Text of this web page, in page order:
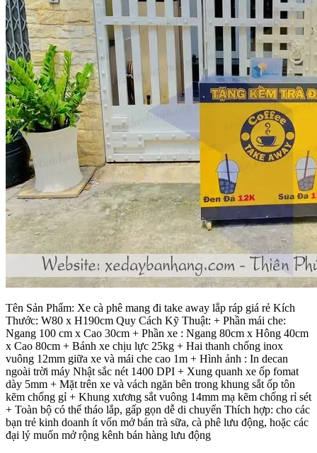
Tên Sản Phẩm: Xe cà phê mang đi take away lắp ráp giá rẻ Kích
Thước: W80 x H190cm Quy Cách Kỹ Thuật: + Phần mái che:
Ngang 100 cm x Cao 30cm + Phần xe : Ngang 80cm x Hông 40cm
x Cao 80cm + Bánh xe chịu lực 25kg + Hai thanh chống inox
vuông 12mm giữa xe và mái che cao 1m + Hình ảnh : In decan
ngoài trời máy Nhật sắc nét 1400 DPI + Xung quanh xe ốp fomat
dày 5mm + Mặt trên xe và vách ngăn bên trong khung sắt ốp tôn
kẽm chống gỉ + Khung xương sắt vuông 14mm mạ kẽm chống rỉ sét
+ Toàn bộ có thể tháo lắp, gấp gọn dễ di chuyển Thích hợp: cho các
bạn trẻ kinh doanh ít vốn mở bán trà sữa, cà phê lưu động, hoặc các
đại lý muốn mở rộng kênh bán hàng lưu động